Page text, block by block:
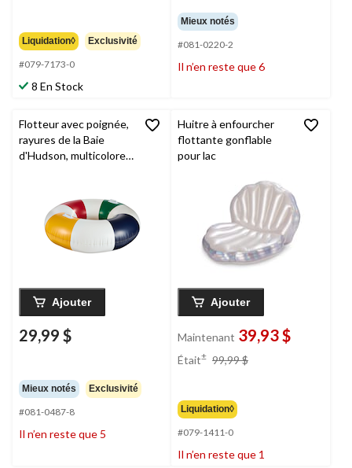
Liquidation◊ Exclusivité
#079-7173-0
8 En Stock
Mieux notés
#081-0220-2
Il n’en reste que 6
Flotteur avec poignée,
rayures de la Baie
d'Hudson, multicolore,
Ajouter
29,99 $
Mieux notés Exclusivité
#081-0487-8
Il n’en reste que 5
Huitre à enfourcher
flottante gonflable
pour lac
Ajouter
Maintenant 39,93 $
Était± 99,99 $
Liquidation◊
#079-1411-0
Il n’en reste que 1